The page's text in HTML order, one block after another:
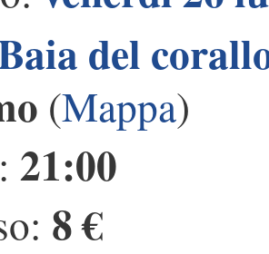
del
(Mappa)
21:00
8 €